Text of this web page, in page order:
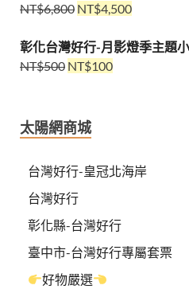
NT$6,800 NT$4,500
彰化台灣好行-月影燈季主題
NT$500 NT$100
太陽網商城
台灣好行-皇冠北海岸
台灣好行
彰化縣-台灣好行
臺中市-台灣好行專屬套票
好物嚴選